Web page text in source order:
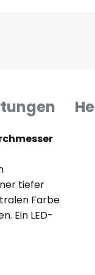
tiefer
Farbe
Ein LED-
auch für